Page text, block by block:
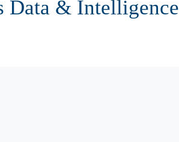
Data & Intelligence